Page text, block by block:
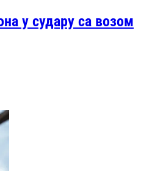
у судару са возом